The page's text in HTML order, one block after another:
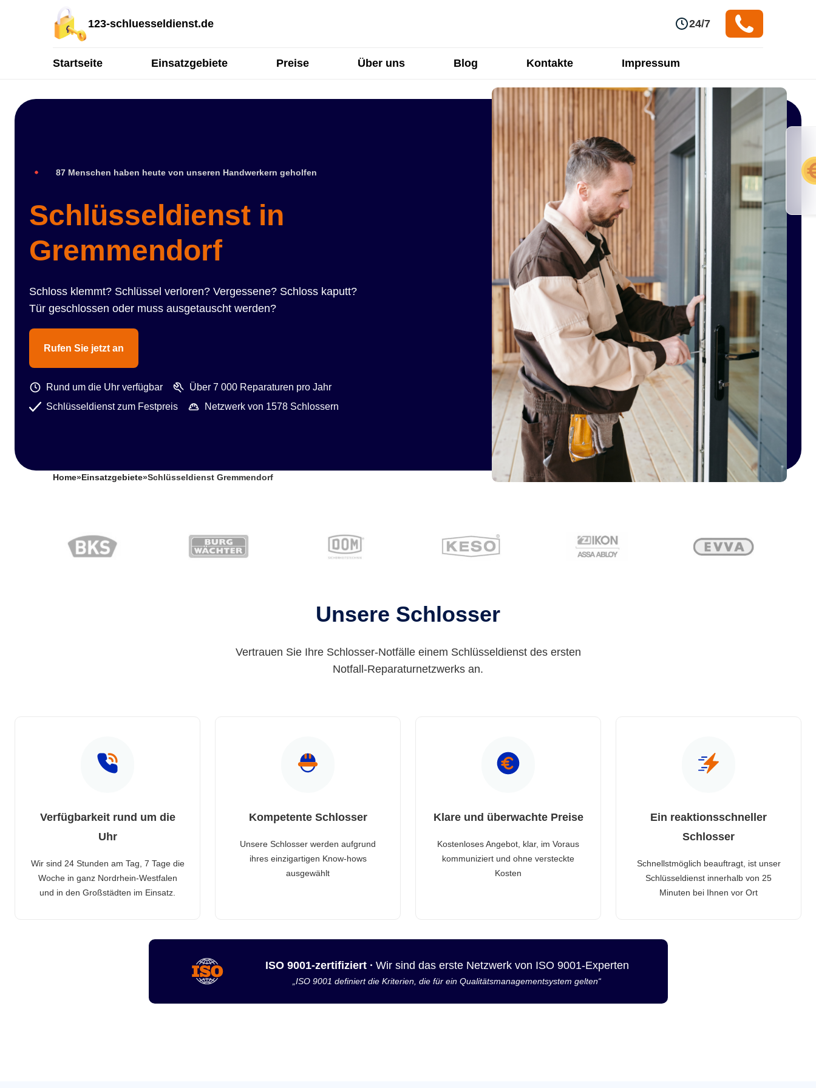
123-schluesseldienst.de 24/7
Startseite Einsatzgebiete Preise Über uns Blog Kontakte Impressum
87 Menschen haben heute von unseren Handwerkern geholfen
Schlüsseldienst in
Gremmendorf
Schloss klemmt? Schlüssel verloren? Vergessene? Schloss kaputt?
Tür geschlossen oder muss ausgetauscht werden?
Rufen Sie jetzt an
Rund um die Uhr verfügbar
Über 7 000 Reparaturen pro Jahr
Schlüsseldienst zum Festpreis
Netzwerk von 1578 Schlossern
Home» Einsatzgebiete»Schlüsseldienst Gremmendorf
Unsere Schlosser
Vertrauen Sie Ihre Schlosser-Notfälle einem Schlüsseldienst des ersten
Notfall-Reparaturnetzwerks an.
Verfügbarkeit rund um die
Uhr
Wir sind 24 Stunden am Tag, 7 Tage die
Woche in ganz Nordrhein-Westfalen
und in den Großstädten im Einsatz.
Kompetente Schlosser
Unsere Schlosser werden aufgrund
ihres einzigartigen Know-hows
ausgewählt
Klare und überwachte Preise
Kostenloses Angebot, klar, im Voraus
kommuniziert und ohne versteckte
Kosten
Ein reaktionsschneller
Schlosser
Schnellstmöglich beauftragt, ist unser
Schlüsseldienst innerhalb von 25
Minuten bei Ihnen vor Ort
ISO 9001-zertifiziert · Wir sind das erste Netzwerk von ISO 9001-Experten
„ISO 9001 definiert die Kriterien, die für ein Qualitätsmanagementsystem gelten“